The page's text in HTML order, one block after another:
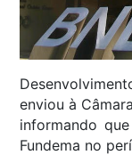
enviou à
informando
Fundema no